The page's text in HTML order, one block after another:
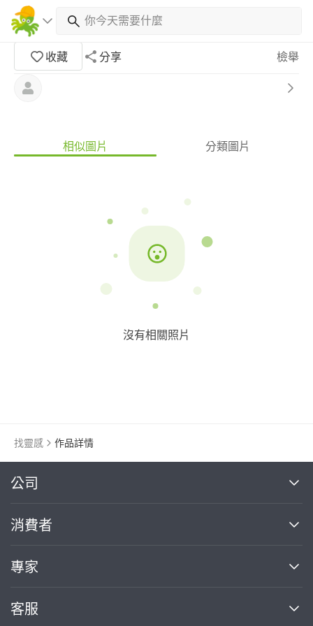
收藏 分享 檢舉
相似圖片 分類圖片
沒有相關照片
找靈感 作品詳情
公司
關於我們
部落格
加入我們
消費者
買服務
熱門服務
專家
案件中心
客服
繼續完成